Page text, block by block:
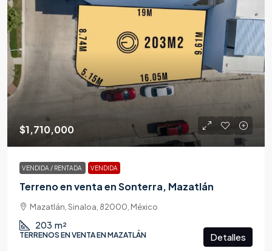
$1,710,000
VENDIDA / RENTADA VENDIDA
Terreno en venta en Sonterra, Mazatlán
Mazatlán, Sinaloa, 82000, México
203 m²
TERRENOS EN VENTA EN MAZATLÁN Detalles